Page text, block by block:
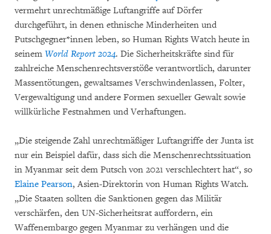
vermehrt unrechtmäßige Luftangriffe auf Dörfer
durchgeführt, in denen ethnische Minderheiten und
Putschgegner*innen leben, so Human Rights Watch heute in
seinem World Report 2024. Die Sicherheitskräfte sind für
zahlreiche Menschenrechtsverstöße verantwortlich, darunter
Massentötungen, gewaltsames Verschwindenlassen, Folter,
Vergewaltigung und andere Formen sexueller Gewalt sowie
willkürliche Festnahmen und Verhaftungen.
„Die steigende Zahl unrechtmäßiger Luftangriffe der Junta ist
nur ein Beispiel dafür, dass sich die Menschenrechtssituation
in Myanmar seit dem Putsch von 2021 verschlechtert hat“, so
Elaine Pearson, Asien-Direktorin von Human Rights Watch.
„Die Staaten sollten die Sanktionen gegen das Militär
verschärfen, den UN-Sicherheitsrat auffordern, ein
Waffenembargo gegen Myanmar zu verhängen und die